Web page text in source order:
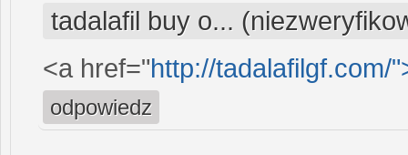
tadalafil buy o...
<a href="http://tadalafilgf.com/
odpowiedz